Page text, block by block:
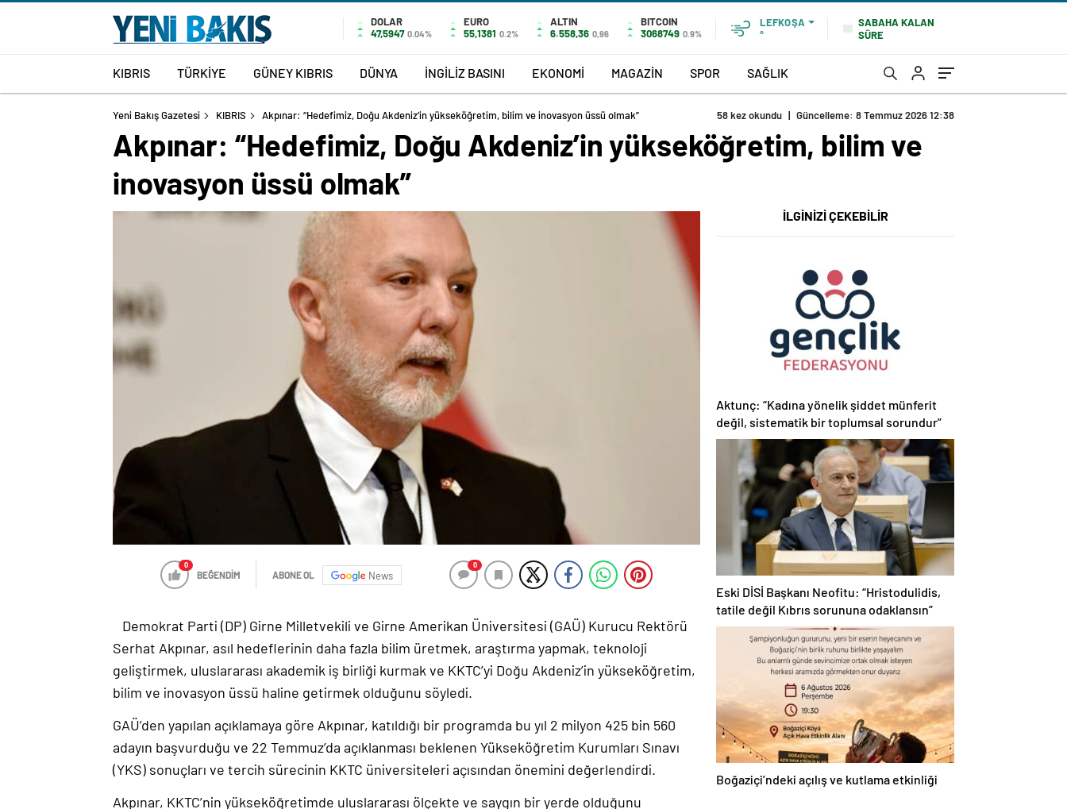
DOLAR
47,5947 0.04%
EURO
55,1381 0.2%
ALTIN
6.558,36 0,96
BITCOIN
3068749 0.9%
LEFKOŞA
°
SABAHA KALAN
SÜRE
KIBRIS TÜRKİYE GÜNEY KIBRIS DÜNYA İNGİLİZ BASINI EKONOMİ MAGAZİN SPOR SAĞLIK
Yeni Bakış Gazetesi KIBRIS Akpınar: “Hedefimiz, Doğu Akdeniz’in yükseköğretim, bilim ve inovasyon üssü olmak” 58 kez okundu | Güncelleme: 8 Temmuz 2026 12:38
Akpınar: “Hedefimiz, Doğu Akdeniz’in yükseköğretim, bilim ve
inovasyon üssü olmak”
0
BEĞENDİM ABONE OL News
0
Demokrat Parti (DP) Girne Milletvekili ve Girne Amerikan Üniversitesi (GAÜ) Kurucu Rektörü
Serhat Akpınar, asıl hedeflerinin daha fazla bilim üretmek, araştırma yapmak, teknoloji
geliştirmek, uluslararası akademik iş birliği kurmak ve KKTC’yi Doğu Akdeniz’in yükseköğretim,
bilim ve inovasyon üssü haline getirmek olduğunu söyledi.
GAÜ’den yapılan açıklamaya göre Akpınar, katıldığı bir programda bu yıl 2 milyon 425 bin 560
adayın başvurduğu ve 22 Temmuz’da açıklanması beklenen Yükseköğretim Kurumları Sınavı
(YKS) sonuçları ve tercih sürecinin KKTC üniversiteleri açısından önemini değerlendirdi.
Akpınar, KKTC’nin yükseköğretimde uluslararası ölçekte ve saygın bir yerde olduğunu
İLGİNİZİ ÇEKEBİLİR
Aktunç: “Kadına yönelik şiddet münferit
değil, sistematik bir toplumsal sorundur”
Eski DİSİ Başkanı Neofitu: “Hristodulidis,
tatile değil Kıbrıs sorununa odaklansın”
Boğaziçi’ndeki açılış ve kutlama etkinliği